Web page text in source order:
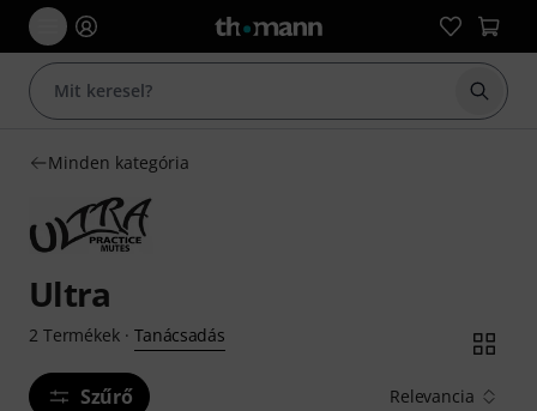
Minden kategória
Ultra
2 Termékek· Tanácsadás
Szűrő Relevancia